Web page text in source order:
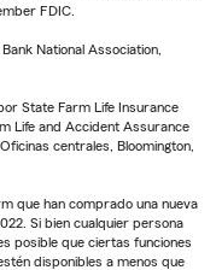
FDIC.
National Association,
State Farm Life Insurance
Life and Accident Assurance
centrales, Bloomington,
que han comprado una nueva
Si bien cualquier persona
posible que ciertas funciones
disponibles a menos que